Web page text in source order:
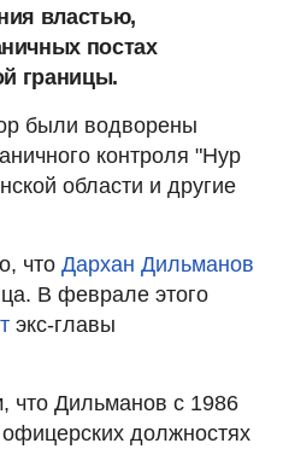
властью,
постах
границы.
были водворены
контроля "Нур
области и другие
что Дархан Дильманов
В феврале этого
экс-главы
что Дильманов с 1986
должностях